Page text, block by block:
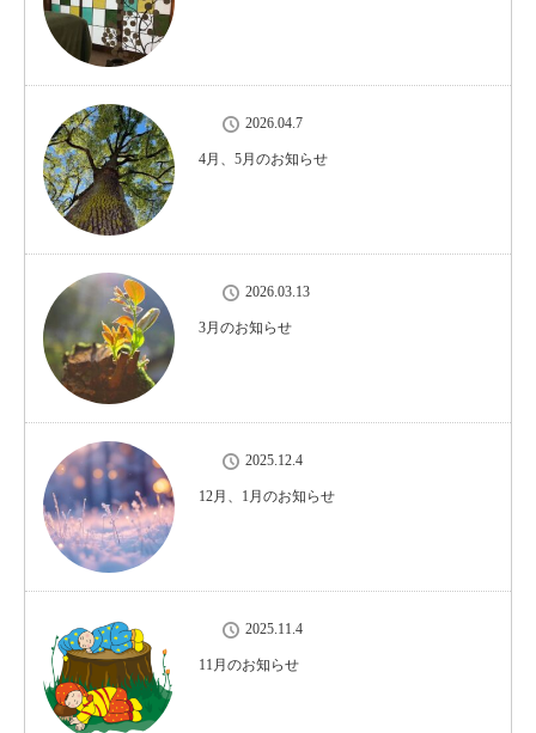
2026.04.7
4月、5月のお知らせ
2026.03.13
3月のお知らせ
2025.12.4
12月、1月のお知らせ
2025.11.4
11月のお知らせ